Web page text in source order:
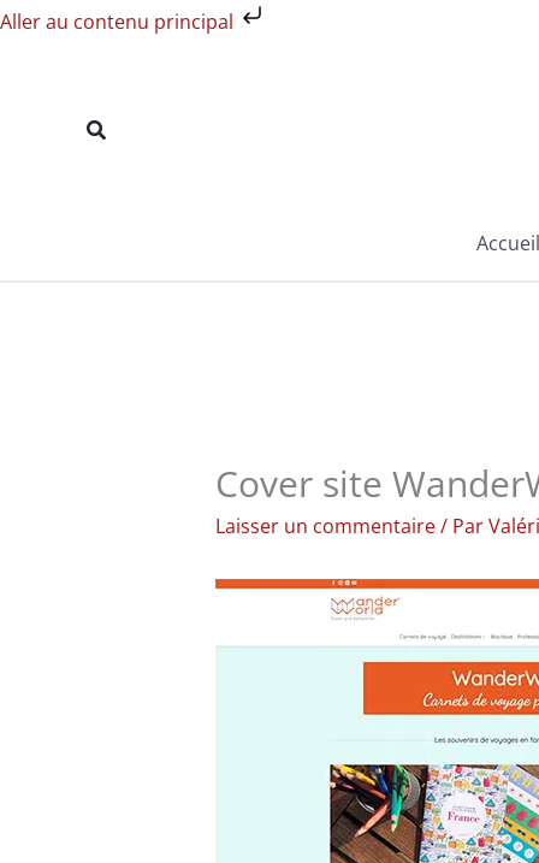
Aller au contenu principal
Aller
Rechercher
Accueil
Cover site
Laisser un commentaire/ Par